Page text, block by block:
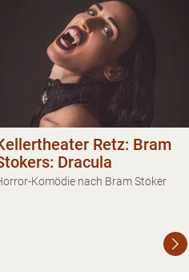
Retz: Bram
Dracula
Komödie nach Bram Stoker